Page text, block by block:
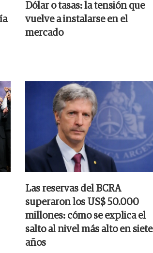
Dólar o tasas: la tensión que
vuelve a instalarse en el
mercado
Las reservas del BCRA
superaron los US$ 50.000
millones: cómo se explica el
salto al nivel más alto en siete
años